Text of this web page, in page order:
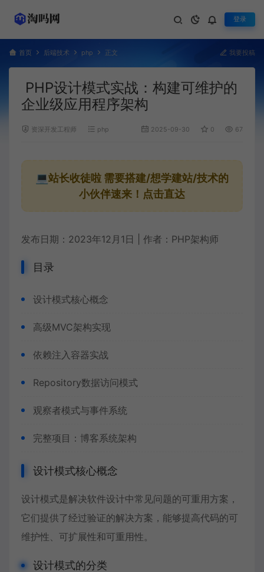
登录
首页 后端技术 php 正文 我要投稿
PHP设计模式实战：构建可维护的
企业级应用程序架构
资深开发工程师 php 2025-09-30 0 674
💻站长收徒啦 需要搭建/想学建站/技术的
小伙伴速来！点击直达
发布日期：2023年12月1日 | 作者：PHP架构师
目录
设计模式核心概念
高级MVC架构实现
依赖注入容器实战
Repository数据访问模式
观察者模式与事件系统
完整项目：博客系统架构
设计模式核心概念
设计模式是解决软件设计中常见问题的可重用方案，
它们提供了经过验证的解决方案，能够提高代码的可
维护性、可扩展性和可重用性。
设计模式的分类